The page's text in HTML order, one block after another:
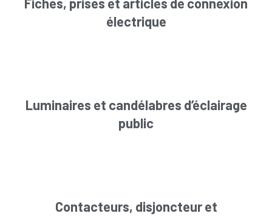
électrique
Luminaires et candélabres d’éclairage
public
Contacteurs, disjoncteur et